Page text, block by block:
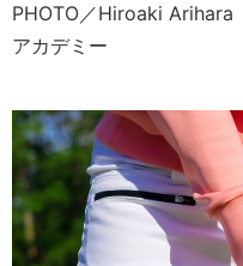
PHOTO／Hiroaki
アカデミー